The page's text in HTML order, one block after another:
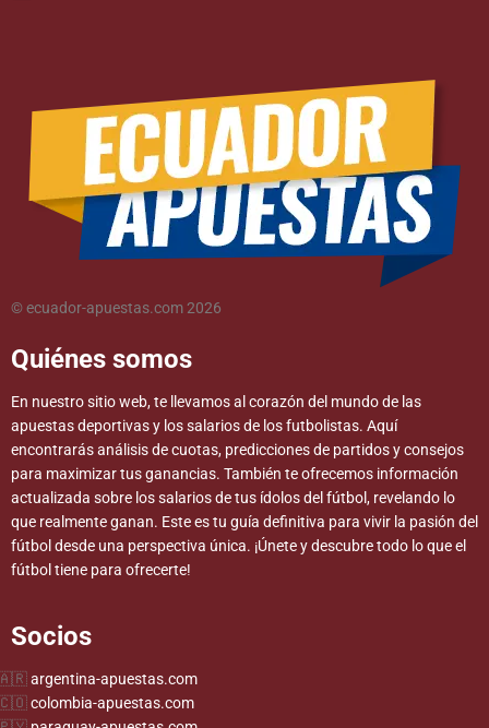
© ecuador-apuestas.com 2026
Quiénes somos
En nuestro sitio web, te llevamos al corazón del mundo de las
apuestas deportivas y los salarios de los futbolistas. Aquí
encontrarás análisis de cuotas, predicciones de partidos y consejos
para maximizar tus ganancias. También te ofrecemos información
actualizada sobre los salarios de tus ídolos del fútbol, revelando lo
que realmente ganan. Este es tu guía definitiva para vivir la pasión del
fútbol desde una perspectiva única. ¡Únete y descubre todo lo que el
fútbol tiene para ofrecerte!
Socios
argentina-apuestas.com
colombia-apuestas.com